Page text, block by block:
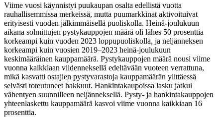
Viime vuosi käynnistyi puukaupan osalta edellistä vuotta
rauhallisemmissa merkeissä, mutta puumarkkinat aktivoituivat
erityisesti vuoden jälkimmäisellä puoliskolla. Heinä-joulukuun
aikana solmittujen pystykauppojen määrä oli lähes 50 prosenttia
korkeampi kuin vuoden 2023 loppupuoliskolla, ja neljänneksen
korkeampi kuin vuosien 2019–2023 heinä-joulukuun
keskimääräinen kauppamäärä. Pystykauppojen määrä nousi viime
vuonna kaikkiaan viidenneksellä edeltävään vuoteen verrattuna,
mikä kasvatti ostajien pystyvarastoja kauppamäärän ylittäessä
selvästi toteutuneet hakkuut. Hankintakaupoissa lasku jatkui
vähentyen suunnilleen neljänneksellä. Pysty- ja hankintakauppojen
yhteenlaskettu kauppamäärä kasvoi viime vuonna kaikkiaan 16
prosenttia.